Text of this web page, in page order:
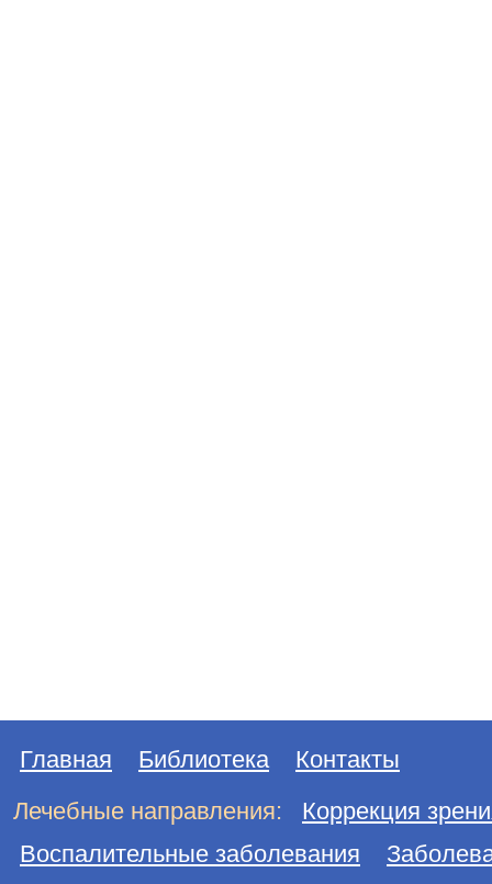
Главная Библиотека
Контакты
Лечебные направления:
Коррекция
Воспалительные заболевания